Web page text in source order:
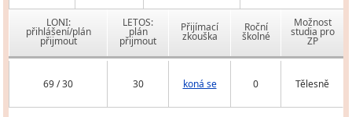
LONI:
přihlášení/plán
přijmout
LETOS:
plán
přijmout
Přijímací
zkouška
Roční
školné
Možnost
studia pro
ZP
69 / 30 30 koná se 0 Tělesně